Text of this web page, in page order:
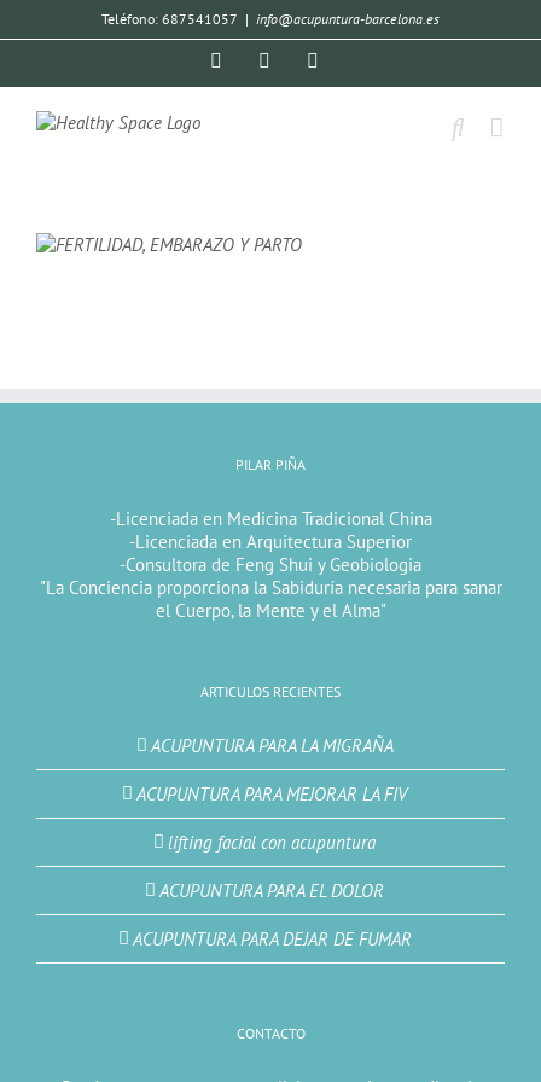
Teléfono: 687541057 | info@acupuntura-barcelona.es
PILAR PIÑA
-Licenciada en Medicina Tradicional China
-Licenciada en Arquitectura Superior
-Consultora de Feng Shui y Geobiologia
"La Conciencia proporciona la Sabiduría necesaria para sanar
el Cuerpo, la Mente y el Alma"
ARTICULOS RECIENTES
ACUPUNTURA PARA LA MIGRAÑA
ACUPUNTURA PARA MEJORAR LA FIV
lifting facial con acupuntura
ACUPUNTURA PARA EL DOLOR
ACUPUNTURA PARA DEJAR DE FUMAR
CONTACTO